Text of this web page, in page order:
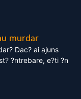
murdar
Dac? ai ajuns
?ntrebare, e?ti ?n